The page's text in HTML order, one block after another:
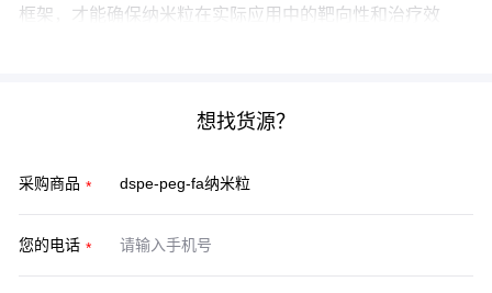
框架，才能确保纳米粒在实际应用中的靶向性和治疗效
想找货源？
采购商品
您的电话